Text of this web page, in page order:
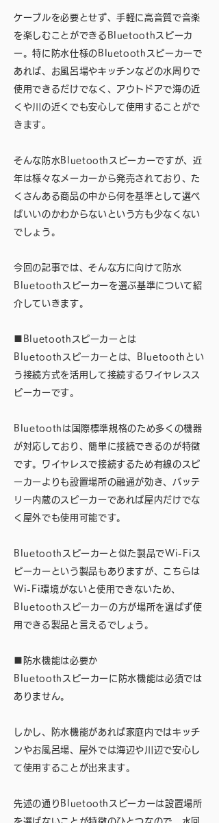
ケーブルを必要とせず、手軽に高音質で音楽
を楽しむことができるBluetoothスピーカ
ー。特に防水仕様のBluetoothスピーカーで
あれば、お風呂場やキッチンなどの水周りで
使用できるだけでなく、アウトドアで海の近
くや川の近くでも安心して使用することがで
きます。
そんな防水Bluetoothスピーカーですが、近
年は様々なメーカーから発売されており、た
くさんある商品の中から何を基準として選べ
ばいいのかわからないという方も少なくない
でしょう。
今回の記事では、そんな方に向けて防水
Bluetoothスピーカーを選ぶ基準について紹
介していきます。
■Bluetoothスピーカーとは
Bluetoothスピーカーとは、Bluetoothとい
う接続方式を活用して接続するワイヤレスス
ピーカーです。
Bluetoothは国際標準規格のため多くの機器
が対応しており、簡単に接続できるのが特徴
です。ワイヤレスで接続するため有線のスピ
ーカーよりも設置場所の融通が効き、バッテ
リー内蔵のスピーカーであれば屋内だけでな
く屋外でも使用可能です。
Bluetoothスピーカーと似た製品でWi-Fiス
ピーカーという製品もありますが、こちらは
Wi-Fi環境がないと使用できないため、
Bluetoothスピーカーの方が場所を選ばず使
用できる製品と言えるでしょう。
■防水機能は必要か
Bluetoothスピーカーに防水機能は必須では
ありません。
しかし、防水機能があれば家庭内ではキッチ
ンやお風呂場、屋外では海辺や川辺で安心し
て使用することが出来ます。
先述の通りBluetoothスピーカーは設置場所